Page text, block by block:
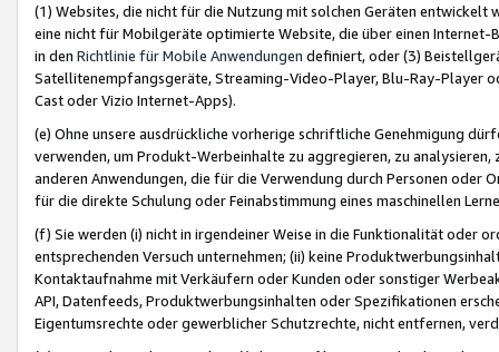
(1) Websites, die nicht für die Nutzung mit solchen Geräten
eine nicht für Mobilgeräte optimierte Website, die über einen
in den Richtlinie für Mobile Anwendungen definiert, oder (3)
Satellitenempfangsgeräte, Streaming-Video-Player, Blu-Ray-Player
Cast oder Vizio Internet-Apps).
(e) Ohne unsere ausdrückliche vorherige schriftliche Genehmigung
verwenden, um Produkt-Werbeinhalte zu aggregieren, zu
anderen Anwendungen, die für die Verwendung durch Personen
für die direkte Schulung oder Feinabstimmung eines maschinellen
(f) Sie werden (i) nicht in irgendeiner Weise in die Funktionalität oder
entsprechenden Versuch unternehmen; (ii) keine
Kontaktaufnahme mit Verkäufern oder Kunden oder sonstiger
API, Datenfeeds, Produktwerbungsinhalten oder Spezifikationen
Eigentumsrechte oder gewerblicher Schutzrechte, nicht entfernen,